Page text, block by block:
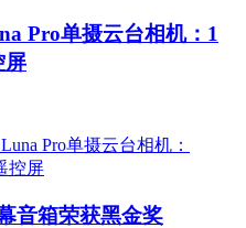
Pro单摄云台相机：1
屏
音箱荣获黑金奖